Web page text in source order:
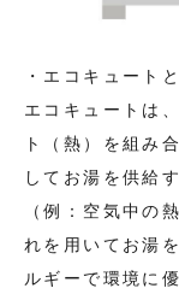
・エコキュート
エコキュートは
ト（熱）を組み
してお湯を供給
（例：空気中の
れを用いてお湯
ルギーで環境に